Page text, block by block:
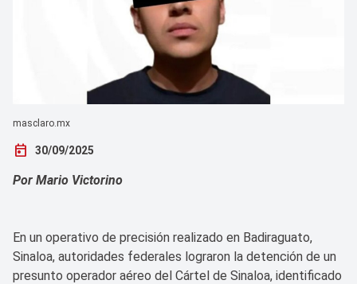
masclaro.mx
today 30/09/2025
Por Mario Victorino
En un operativo de precisión realizado en Badiraguato,
Sinaloa, autoridades federales lograron la detención de un
presunto operador aéreo del Cártel de Sinaloa, identificado